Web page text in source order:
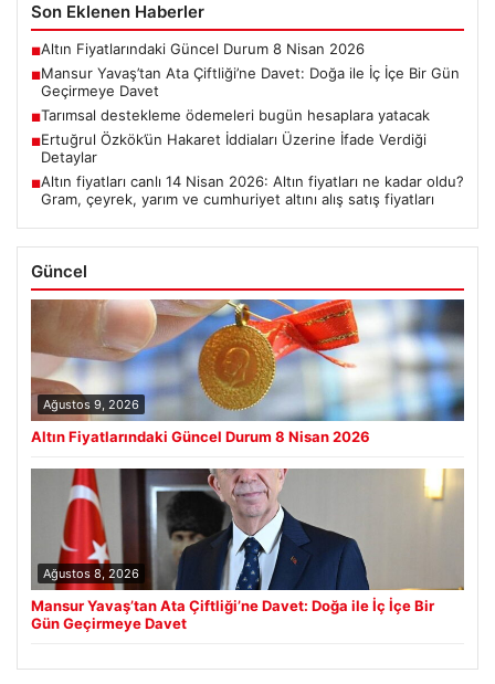
Son Eklenen Haberler
■Altın Fiyatlarındaki Güncel Durum 8 Nisan 2026
■Mansur Yavaş’tan Ata Çiftliği’ne Davet: Doğa ile İç İçe Bir Gün
Geçirmeye Davet
■Tarımsal destekleme ödemeleri bugün hesaplara yatacak
■Ertuğrul Özkök’ün Hakaret İddiaları Üzerine İfade Verdiği
Detaylar
■Altın fiyatları canlı 14 Nisan 2026: Altın fiyatları ne kadar oldu?
Gram, çeyrek, yarım ve cumhuriyet altını alış satış fiyatları
Güncel
Ağustos 9, 2026
Altın Fiyatlarındaki Güncel Durum 8 Nisan 2026
Ağustos 8, 2026
Mansur Yavaş’tan Ata Çiftliği’ne Davet: Doğa ile İç İçe Bir
Gün Geçirmeye Davet